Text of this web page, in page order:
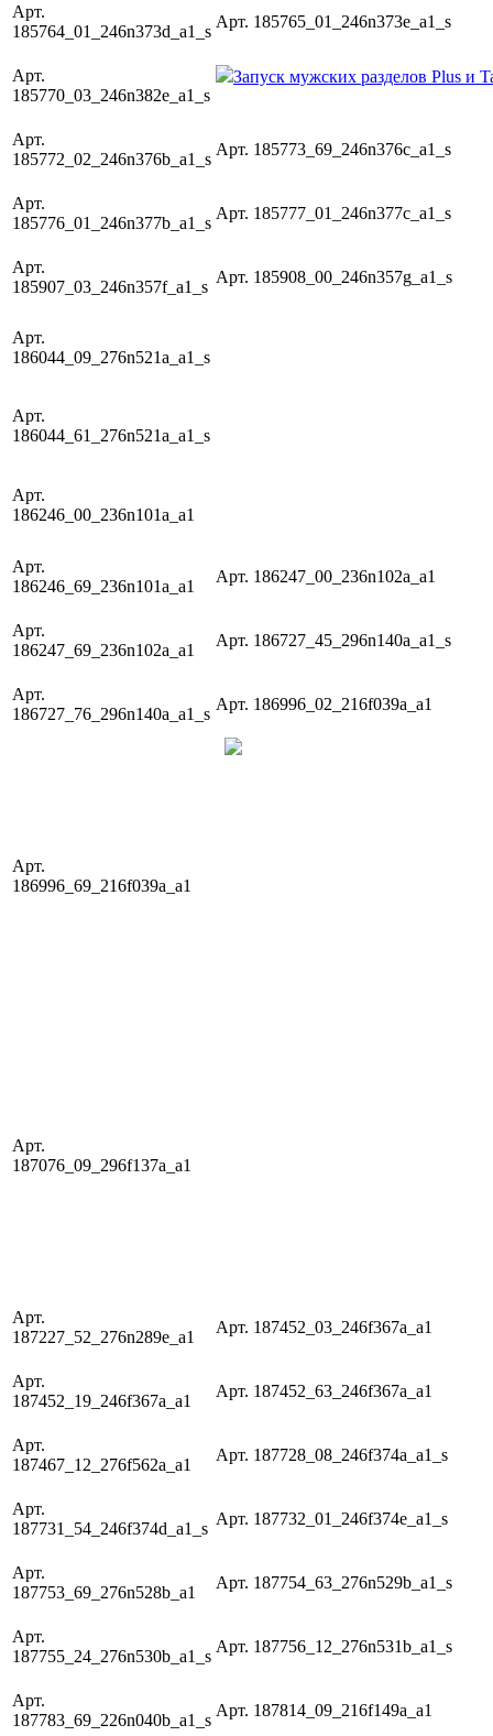
Арт.
185764_01_246n373d_a1_s
Арт. 185765_01_246n373e_a1_s
Арт.
185770_03_246n382e_a1_s
Запуск мужских разделов Plus и
Арт.
185772_02_246n376b_a1_s
Арт. 185773_69_246n376c_a1_s
Арт.
185776_01_246n377b_a1_s
Арт. 185777_01_246n377c_a1_s
Арт.
185907_03_246n357f_a1_s
Арт. 185908_00_246n357g_a1_s
Арт.
186044_09_276n521a_a1_s
Арт.
186044_61_276n521a_a1_s
Арт.
186246_00_236n101a_a1
Арт.
186246_69_236n101a_a1
Арт. 186247_00_236n102a_a1
Арт.
186247_69_236n102a_a1
Арт. 186727_45_296n140a_a1_s
Арт.
186727_76_296n140a_a1_s
Арт. 186996_02_216f039a_a1
Арт.
186996_69_216f039a_a1
Арт.
187076_09_296f137a_a1
Арт.
187227_52_276n289e_a1
Арт. 187452_03_246f367a_a1
Арт.
187452_19_246f367a_a1
Арт. 187452_63_246f367a_a1
Арт.
187467_12_276f562a_a1
Арт. 187728_08_246f374a_a1_s
Арт.
187731_54_246f374d_a1_s
Арт. 187732_01_246f374e_a1_s
Арт.
187753_69_276n528b_a1
Арт. 187754_63_276n529b_a1_s
Арт.
187755_24_276n530b_a1_s
Арт. 187756_12_276n531b_a1_s
Арт.
187783_69_226n040b_a1_s
Арт. 187814_09_216f149a_a1